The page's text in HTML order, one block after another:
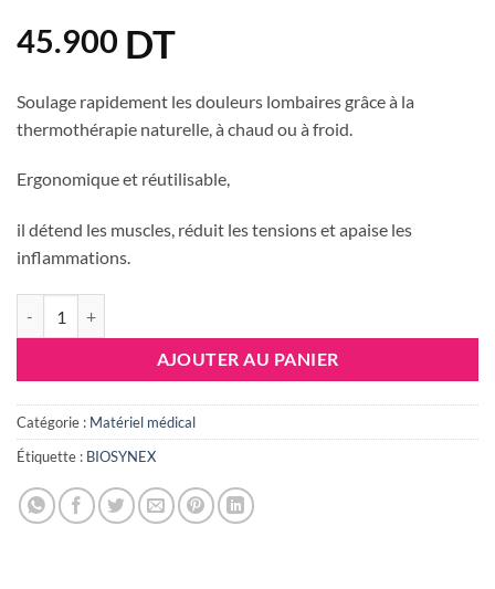
45.900 DT
Soulage rapidement les douleurs lombaires grâce à la
thermothérapie naturelle, à chaud ou à froid.
Ergonomique et réutilisable,
il détend les muscles, réduit les tensions et apaise les
inflammations.
AJOUTER AU PANIER
Catégorie : Matériel médical
Étiquette : BIOSYNEX